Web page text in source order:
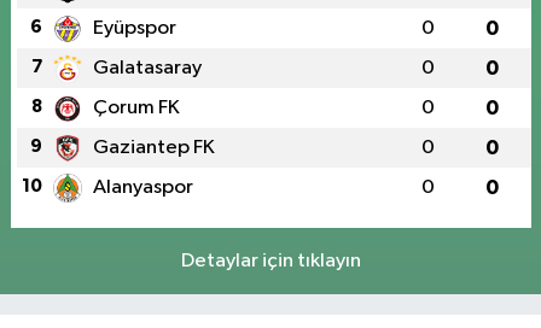
6 Eyüpspor 0 0
7 Galatasaray 0 0
8 Çorum FK 0 0
9 Gaziantep FK 0 0
10 Alanyaspor 0 0
Detaylar için tıklayın